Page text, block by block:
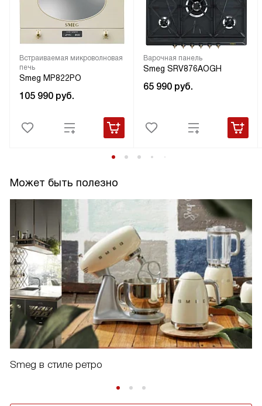
Встраиваемая микроволновая
печь
Smeg MP822PO
105 990 руб.
Варочная панель
Smeg SRV876AOGH
65 990 руб.
Может быть полезно
Smeg в стиле ретро